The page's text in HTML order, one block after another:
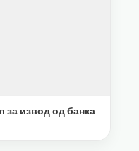
за извод од банка